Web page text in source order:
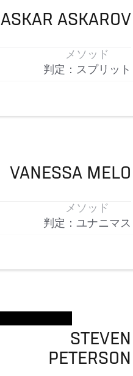
ASKAR ASKAROV
メソッド
判定：スプリット
VANESSA MELO
メソッド
判定：ユナニマス
STEVEN
PETERSON